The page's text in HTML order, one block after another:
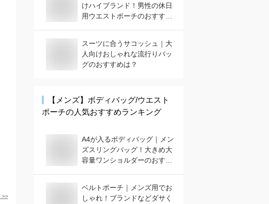
>>
けハイブランド！男性の休日
用ウエストポーチのおすすめ
スーツに合うサコッシュ｜大
人向けおしゃれな流行りバッ
グのおすすめは？
【メンズ】 ボディバッグ/ウエスト
ポーチの人気おすすめランキング
A4が入るボディバッグ｜メン
ズスリングバッグ！大きめ大
容量ワンショルダーのおすす
ベルトポーチ｜メンズ用でお
しゃれ！ブランドなどダサく